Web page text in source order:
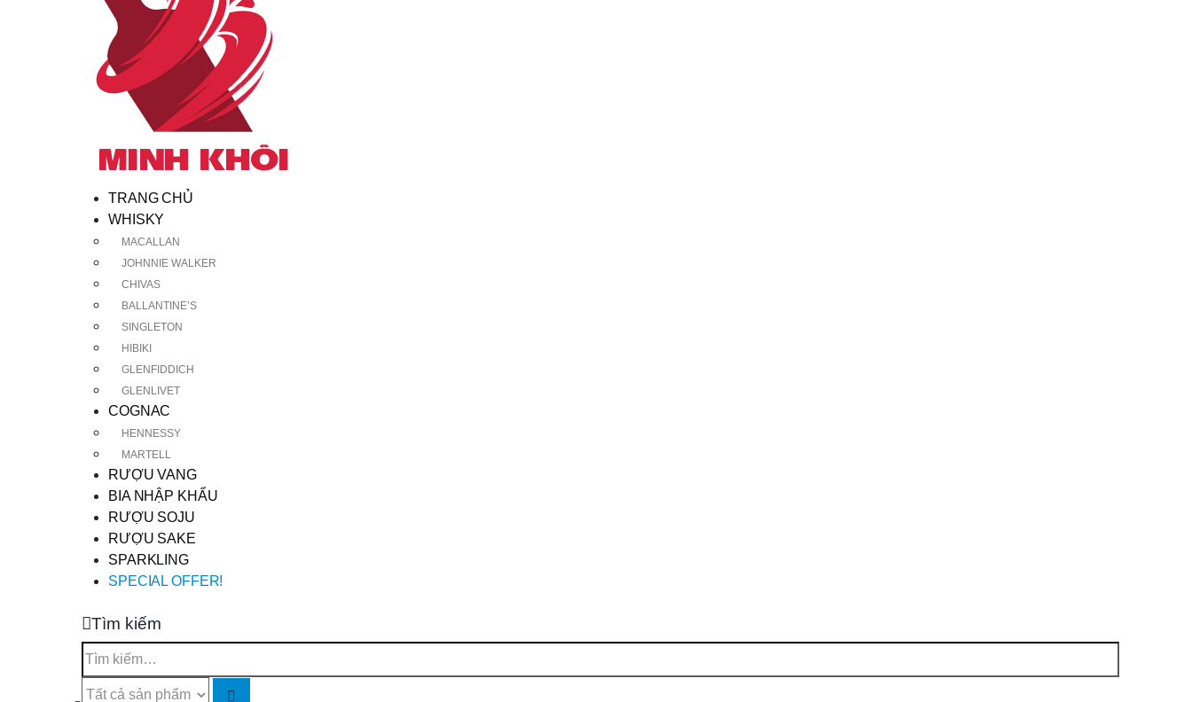
TRANG CHỦ
WHISKY
MACALLAN
JOHNNIE WALKER
CHIVAS
BALLANTINE’S
SINGLETON
HIBIKI
GLENFIDDICH
GLENLIVET
COGNAC
HENNESSY
MARTELL
RƯỢU VANG
BIA NHẬP KHẨU
RƯỢU SOJU
RƯỢU SAKE
SPARKLING
SPECIAL OFFER!
Tìm kiếm